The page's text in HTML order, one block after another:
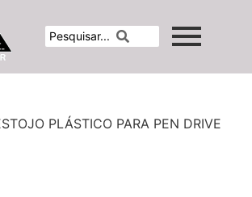
PLÁSTICO PARA PEN DRIVE